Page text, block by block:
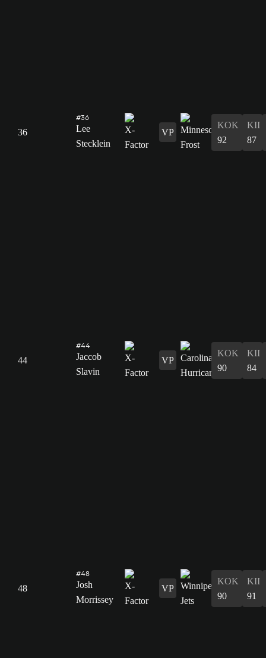
36
#36
Lee
Stecklein
VP
KOK
92
KII
87
44
#44
Jaccob
Slavin
VP
KOK
90
KII
84
48
#48
Josh
Morrissey
VP
KOK
90
KII
91